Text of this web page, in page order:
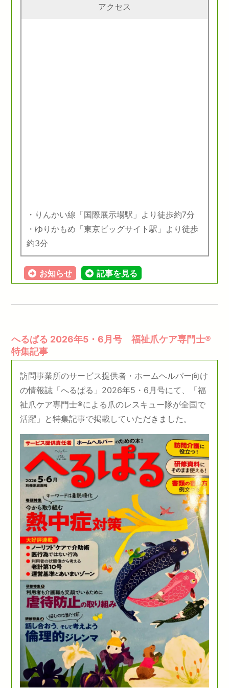
アクセス
・りんかい線「国際展示場駅」より徒歩約7分
・ゆりかもめ「東京ビッグサイト駅」より徒歩
約3分
お知らせ 記事を見る
へるぱる 2026年5・6月号 福祉爪ケア専門士®
特集記事
訪問事業所のサービス提供者・ホームヘルパー向け
の情報誌「へるぱる」2026年5・6月号にて、「福
祉爪ケア専門士®による爪のレスキュー隊が全国で
活躍」と特集記事で掲載していただきました。